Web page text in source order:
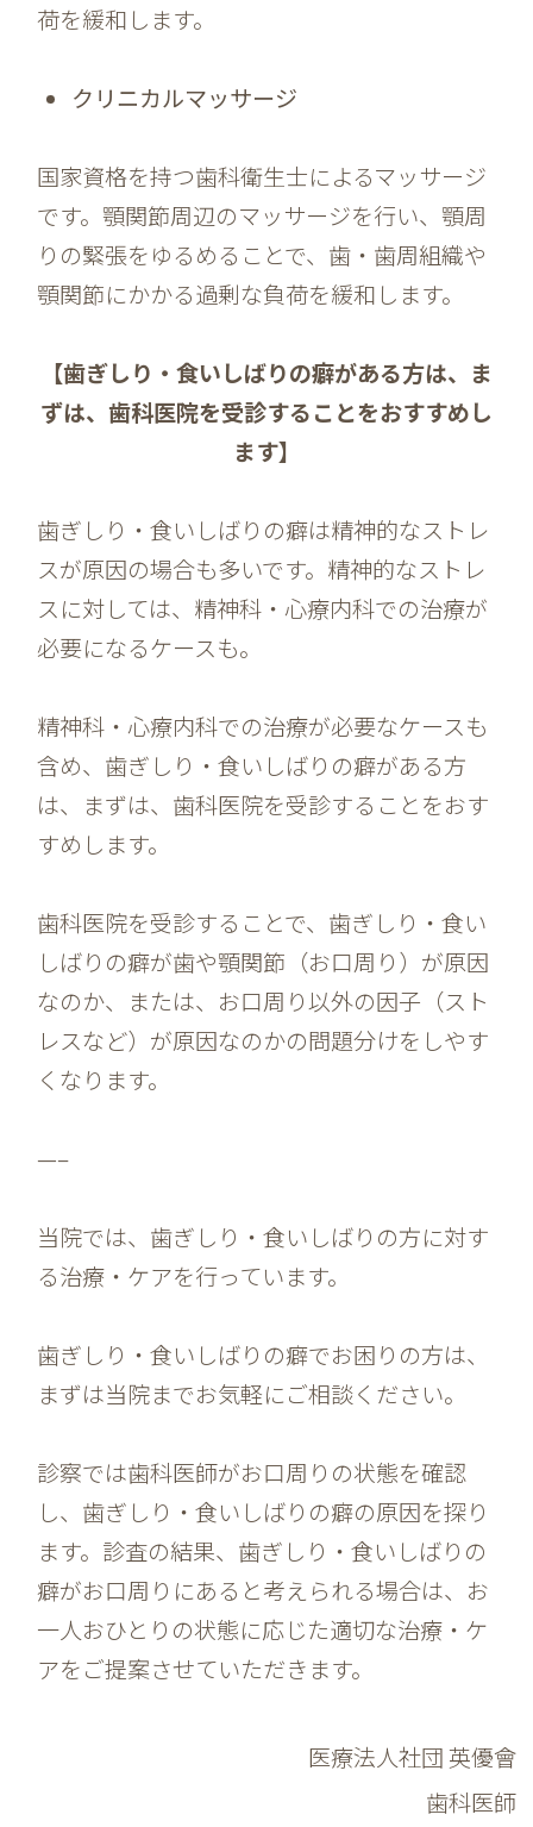
荷を緩和します。
クリニカルマッサージ
国家資格を持つ歯科衛生士によるマッサージ
です。顎関節周辺のマッサージを行い、顎周
りの緊張をゆるめることで、歯・歯周組織や
顎関節にかかる過剰な負荷を緩和します。
【歯ぎしり・食いしばりの癖がある方は、ま
ずは、歯科医院を受診することをおすすめし
ます】
歯ぎしり・食いしばりの癖は精神的なストレ
スが原因の場合も多いです。精神的なストレ
スに対しては、精神科・心療内科での治療が
必要になるケースも。
精神科・心療内科での治療が必要なケースも
含め、歯ぎしり・食いしばりの癖がある方
は、まずは、歯科医院を受診することをおす
すめします。
歯科医院を受診することで、歯ぎしり・食い
しばりの癖が歯や顎関節（お口周り）が原因
なのか、または、お口周り以外の因子（スト
レスなど）が原因なのかの問題分けをしやす
くなります。
—–
当院では、歯ぎしり・食いしばりの方に対す
る治療・ケアを行っています。
歯ぎしり・食いしばりの癖でお困りの方は、
まずは当院までお気軽にご相談ください。
診察では歯科医師がお口周りの状態を確認
し、歯ぎしり・食いしばりの癖の原因を探り
ます。診査の結果、歯ぎしり・食いしばりの
癖がお口周りにあると考えられる場合は、お
一人おひとりの状態に応じた適切な治療・ケ
アをご提案させていただきます。
医療法人社団 英優會
歯科医師